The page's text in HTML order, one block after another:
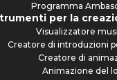
Programma
per la
Visualizzatore
Creatore di introduzioni
Creatore di
Animazione del